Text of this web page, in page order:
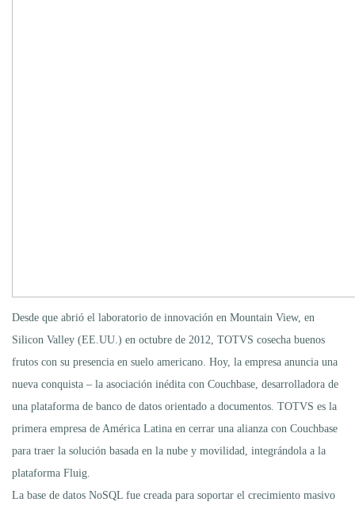
Desde que abrió el laboratorio de innovación en Mountain View, en
Silicon Valley (EE.UU.) en octubre de 2012, TOTVS cosecha buenos
frutos con su presencia en suelo americano. Hoy, la empresa anuncia una
nueva conquista – la asociación inédita con Couchbase, desarrolladora de
una plataforma de banco de datos orientado a documentos. TOTVS es la
primera empresa de América Latina en cerrar una alianza con Couchbase
para traer la solución basada en la nube y movilidad, integrándola a la
plataforma Fluig.
La base de datos NoSQL fue creada para soportar el crecimiento masivo